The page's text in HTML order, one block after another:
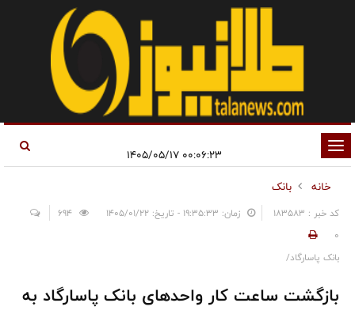
تغییر
وضعیت
ناوبری
خانه
بانک
کد خبر : 183583 زمان: ۱۹:۳۵:۳۳ - تاریخ: ۱۴۰۵/۰۱/۲۲
0
بانک پاسارگاد/
بازگشت ساعت کار واحدهای بانک پاسارگاد به